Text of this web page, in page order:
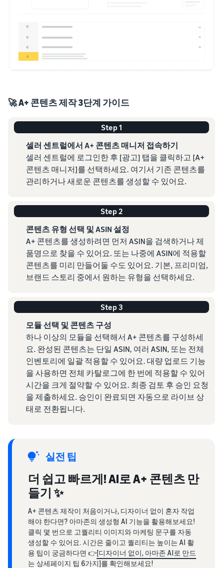
🚀 A+ 콘텐츠 제작 3단계 가이드
Step 1
셀러 센트럴에서 A+ 콘텐츠 매니저 접속하기
셀러 센트럴에 로그인한 후 [광고] 탭을 클릭하고 [A+
콘텐츠 매니저]를 선택하세요. 여기서 기존 콘텐츠를
관리하거나 새로운 콘텐츠를 생성할 수 있어요.
Step 2
콘텐츠 유형 선택 및 ASIN 설정
A+ 콘텐츠를 생성하려면 먼저 ASIN을 검색하거나 제
품명으로 찾을 수 있어요. 또는 나중에 ASIN에 적용할
콘텐츠를 미리 만들어둘 수도 있어요. 기본, 프리미엄,
브랜드 스토리 중에서 원하는 유형을 선택하세요.
Step 3
모듈 선택 및 콘텐츠 구성
하나 이상의 모듈을 선택해서 A+ 콘텐츠를 구성하세
요. 완성된 콘텐츠는 단일 ASIN, 여러 ASIN, 또는 전체
인벤토리에 일괄 적용할 수 있어요. 대량 업로드 기능
을 사용하면 전체 카탈로그에 한 번에 적용할 수 있어
시간을 크게 절약할 수 있어요. 최종 검토 후 승인 요청
을 제출하세요. 승인이 완료되면 자동으로 라이브 상
태로 전환됩니다.
실전 팁
더 쉽고 빠르게! AI로 A+ 콘텐츠 만
들기 ✨
A+ 콘텐츠 제작이 처음이거나, 디자이너 없이 혼자 작업
해야 한다면? 아마존의 생성형 AI 기능을 활용해보세요!
클릭 몇 번으로 고퀄리티 이미지와 마케팅 문구를 자동
생성할 수 있어요. 시간은 줄이고 퀄리티는 높이는 AI 활
용 팁이 궁금하다면 👉[디자이너 없이, 아마존 AI로 만드
는 상세페이지 팁 6가지]를 확인해보세요!